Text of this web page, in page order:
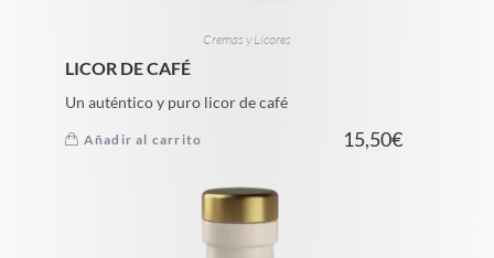
Cremas y Licores
LICOR DE CAFÉ
Un auténtico y puro licor de café
Añadir al carrito 15,50€